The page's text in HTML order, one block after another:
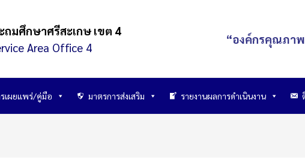
มศึกษาศรีสะเกษ เขต 4
Area Office 4
“องค์กรคุณภาพ
รเผยแพร่/คู่มือ มาตรการส่งเสริม รายงานผลการดำเนินงาน